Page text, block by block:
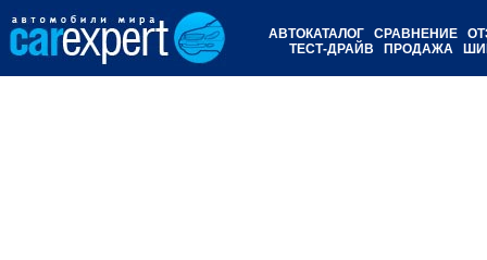
АВТОКАТАЛОГ СРАВНЕНИЕ
ТЕСТ-ДРАЙВ
ПРОДАЖА